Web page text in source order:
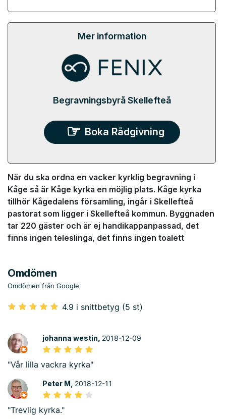
Mer information
Begravningsbyrå Skellefteå
Boka Rådgivning
När du ska ordna en vacker kyrklig begravning i
Kåge så är Kåge kyrka en möjlig plats. Kåge kyrka
tillhör Kågedalens församling, ingår i Skellefteå
pastorat som ligger i Skellefteå kommun. Byggnaden
tar 220 gäster och är ej handikappanpassad, det
finns ingen teleslinga, det finns ingen toalett
Omdömen
Omdömen från Google
4.9 i snittbetyg (5 st)
johanna westin, 2018-12-09
"Vår lilla vackra kyrka"
Peter M, 2018-12-11
"Trevlig kyrka."